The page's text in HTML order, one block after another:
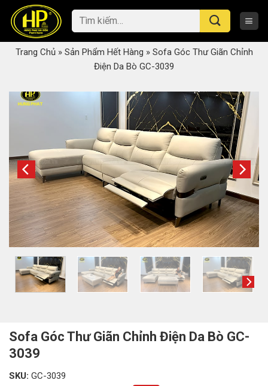
content
Tìm
kiếm:
Trang Chủ» Sản Phẩm Hết Hàng » Sofa Góc Thư Giãn Chỉnh
Điện Da Bò GC-3039
Sofa Góc Thư Giãn Chỉnh Điện Da Bò GC-
3039
SKU: GC-3039